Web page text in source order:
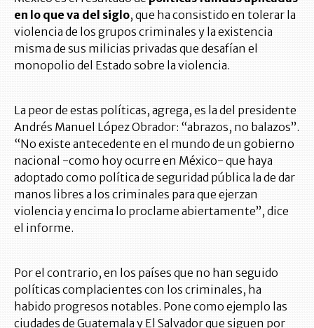
en lo que va del siglo, que ha consistido en tolerar la
violencia de los grupos criminales y la existencia
misma de sus milicias privadas que desafían el
monopolio del Estado sobre la violencia.
La peor de estas políticas, agrega, es la del presidente
Andrés Manuel López Obrador: “abrazos, no balazos”.
“No existe antecedente en el mundo de un gobierno
nacional -como hoy ocurre en México- que haya
adoptado como política de seguridad pública la de dar
manos libres a los criminales para que ejerzan
violencia y encima lo proclame abiertamente”, dice
el informe.
Por el contrario, en los países que no han seguido
políticas complacientes con los criminales, ha
habido progresos notables. Pone como ejemplo las
ciudades de Guatemala y El Salvador que siguen por